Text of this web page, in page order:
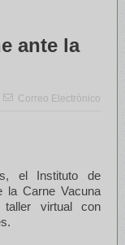
ante la
Correo Electrónico
el Instituto de
la Carne Vacuna
virtual con